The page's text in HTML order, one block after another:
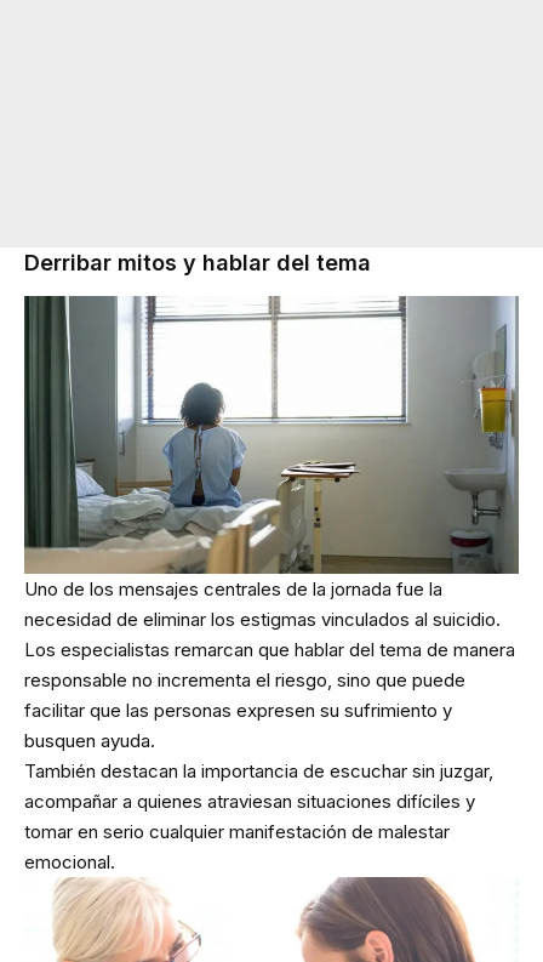
Derribar mitos y hablar del tema
Uno de los mensajes centrales de la jornada fue la
necesidad de eliminar los estigmas vinculados al suicidio.
Los especialistas remarcan que hablar del tema de manera
responsable no incrementa el riesgo, sino que puede
facilitar que las personas expresen su sufrimiento y
busquen ayuda.
También destacan la importancia de escuchar sin juzgar,
acompañar a quienes atraviesan situaciones difíciles y
tomar en serio cualquier manifestación de malestar
emocional.